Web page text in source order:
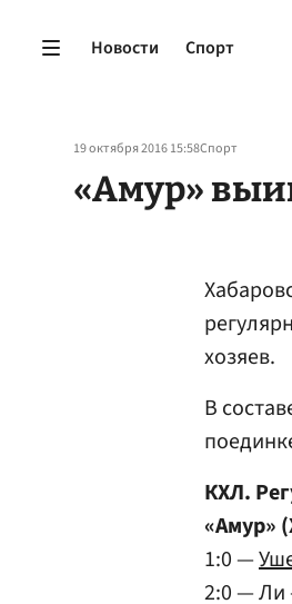
Новости Спорт
19 октября 2016 15:58Спорт
«Амур»
хозяев.
В
КХЛ.
«Амур»
1:0 —
2:0 — Ли